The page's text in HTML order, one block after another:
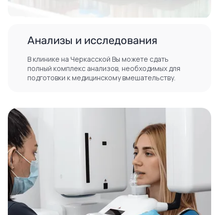
Анализы и исследования
В клинике на Черкасской Вы можете сдать
полный комплекс анализов, необходимых для
подготовки к медицинскому вмешательству.